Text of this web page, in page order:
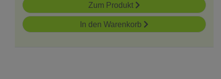
Zum Produkt
In den Warenkorb